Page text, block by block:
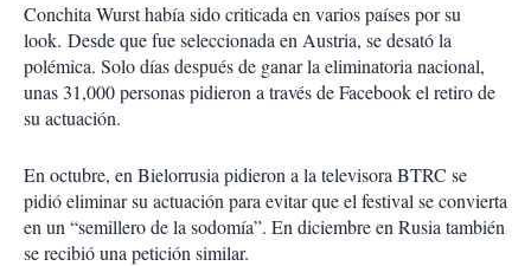
Conchita Wurst había sido criticada en varios países por su
look. Desde que fue seleccionada en Austria, se desató la
polémica. Solo días después de ganar la eliminatoria nacional,
unas 31,000 personas pidieron a través de Facebook el retiro de
su actuación.
En octubre, en Bielorrusia pidieron a la televisora BTRC se
pidió eliminar su actuación para evitar que el festival se convierta
en un “semillero de la sodomía”. En diciembre en Rusia también
se recibió una petición similar.